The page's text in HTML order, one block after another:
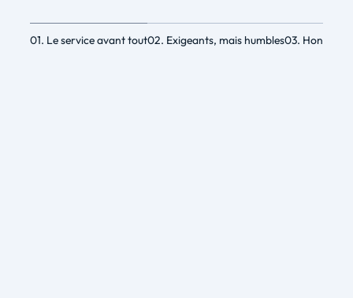
01. Le service avant tout02. Exigeants, mais humbles03.